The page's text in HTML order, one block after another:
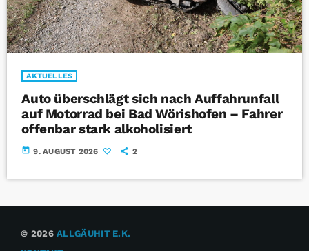
AKTUELLES
Auto überschlägt sich nach Auffahrunfall
auf Motorrad bei Bad Wörishofen – Fahrer
offenbar stark alkoholisiert
today 9. AUGUST 2026 2
© 2026ALLGÄUHIT E.K.